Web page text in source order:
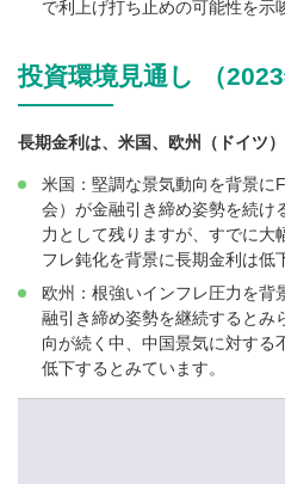
で利上げ打ち止めの可能性を示
投資環境見通し （2023
長期金利は、米国、欧州（ドイツ
米国：堅調な景気動向を背景に
会）が金融引き締め姿勢を続け
力として残りますが、すでに大
フレ鈍化を背景に長期金利は低
欧州：根強いインフレ圧力を背
融引き締め姿勢を継続するとみ
向が続く中、中国景気に対する
低下するとみています。